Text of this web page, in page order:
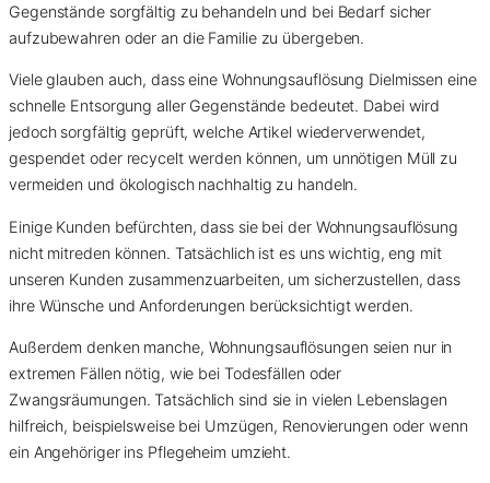
Gegenstände sorgfältig zu behandeln und bei Bedarf sicher
aufzubewahren oder an die Familie zu übergeben.
Viele glauben auch, dass eine Wohnungsauflösung Dielmissen eine
schnelle Entsorgung aller Gegenstände bedeutet. Dabei wird
jedoch sorgfältig geprüft, welche Artikel wiederverwendet,
gespendet oder recycelt werden können, um unnötigen Müll zu
vermeiden und ökologisch nachhaltig zu handeln.
Einige Kunden befürchten, dass sie bei der Wohnungsauflösung
nicht mitreden können. Tatsächlich ist es uns wichtig, eng mit
unseren Kunden zusammenzuarbeiten, um sicherzustellen, dass
ihre Wünsche und Anforderungen berücksichtigt werden.
Außerdem denken manche, Wohnungsauflösungen seien nur in
extremen Fällen nötig, wie bei Todesfällen oder
Zwangsräumungen. Tatsächlich sind sie in vielen Lebenslagen
hilfreich, beispielsweise bei Umzügen, Renovierungen oder wenn
ein Angehöriger ins Pflegeheim umzieht.